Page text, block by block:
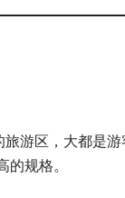
游区，大都是游
规格。